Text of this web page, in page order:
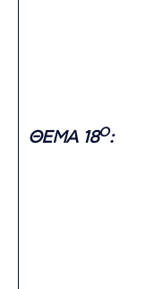
ΘΕΜΑ 18Ο: